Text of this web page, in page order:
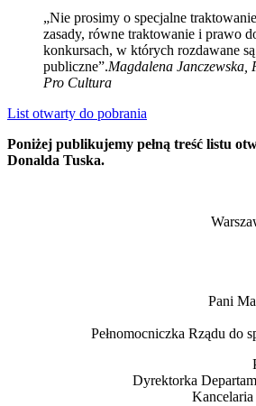
„Nie prosimy o specjalne
zasady, równe traktowanie i prawo
konkursach, w których rozdawane
publiczne”.Magdalena Janczewska,
Pro Cultura
List otwarty do pobrania
Poniżej publikujemy pełną treść listu
Donalda Tuska.
Pani
Pełnomocniczka Rządu do
Dyrektorka